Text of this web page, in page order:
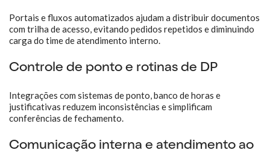
Portais e fluxos automatizados ajudam a distribuir documentos
com trilha de acesso, evitando pedidos repetidos e diminuindo
carga do time de atendimento interno.
Controle de ponto e rotinas de DP
Integrações com sistemas de ponto, banco de horas e
justificativas reduzem inconsistências e simplificam
conferências de fechamento.
Comunicação interna e atendimento ao